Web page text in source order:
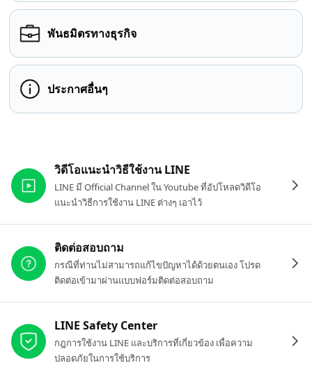
พันธมิตรทางธุรกิจ
ประกาศอื่นๆ
วิดีโอแนะนำวิธีใช้งาน LINE
LINE มี Official Channel ใน Youtube ที่อัปโหลดวิดีโอ
แนะนำวิธีการใช้งาน LINE ต่างๆ เอาไว้
ติดต่อสอบถาม
กรณีที่ท่านไม่สามารถแก้ไขปัญหาได้ด้วยตนเอง โปรด
ติดต่อเข้ามาผ่านแบบฟอร์มติดต่อสอบถาม
LINE Safety Center
กฎการใช้งาน LINE และบริการที่เกี่ยวข้อง เพื่อความ
ปลอดภัยในการใช้บริการ